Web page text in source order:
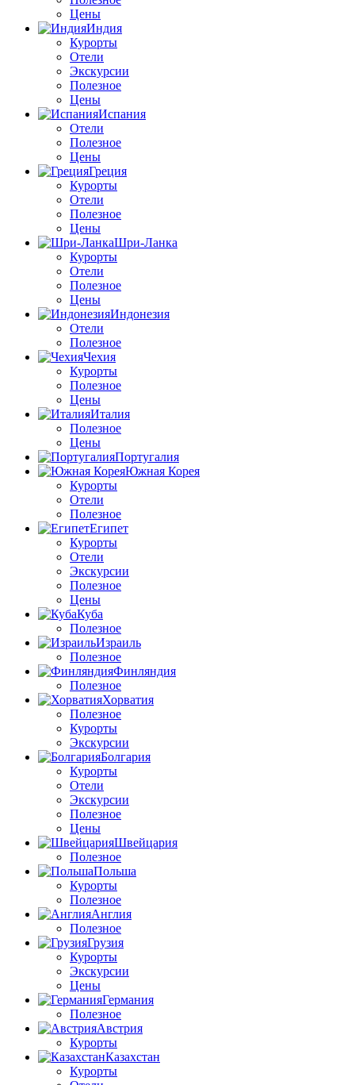
Цены
Индия
Курорты
Отели
Экскурсии
Полезное
Цены
Испания
Отели
Полезное
Цены
Греция
Курорты
Отели
Полезное
Цены
Шри-Ланка
Курорты
Отели
Полезное
Цены
Индонезия
Отели
Полезное
Чехия
Курорты
Полезное
Цены
Италия
Полезное
Цены
Португалия
Южная Корея
Курорты
Отели
Полезное
Египет
Курорты
Отели
Экскурсии
Полезное
Цены
Куба
Полезное
Израиль
Полезное
Финляндия
Полезное
Хорватия
Полезное
Курорты
Экскурсии
Болгария
Курорты
Отели
Экскурсии
Полезное
Цены
Швейцария
Полезное
Польша
Курорты
Полезное
Англия
Полезное
Грузия
Курорты
Экскурсии
Цены
Германия
Полезное
Австрия
Курорты
Казахстан
Курорты